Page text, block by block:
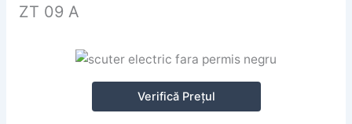
ZT 09 A
Verifică Prețul